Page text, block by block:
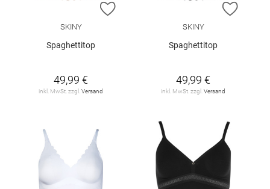
ZUR WUNSCHLISTE HINZUFÜGEN
SKINY
Spaghettitop
49,99 €
inkl. MwSt. zzgl.Versand
ZUR
SKINY
Spaghettitop
49,99 €
inkl. MwSt. zzgl.Versand